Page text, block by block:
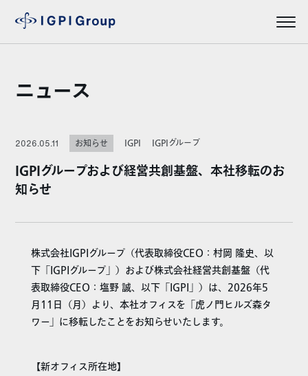
ニュース
2026.05.11 お知らせ IGPI IGPIグループ
IGPIグループおよび経営共創基盤、本社移転のお
知らせ
株式会社IGPIグループ（代表取締役CEO：村岡 隆史、以
下「IGPIグループ」）および株式会社経営共創基盤（代
表取締役CEO：塩野 誠、以下「IGPI」）は、2026年5
月11日（月）より、本社オフィスを「虎ノ門ヒルズ森タ
ワー」に移転したことをお知らせいたします。
【新オフィス所在地】